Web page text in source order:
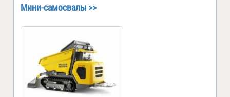
Мини-самосвалы >>